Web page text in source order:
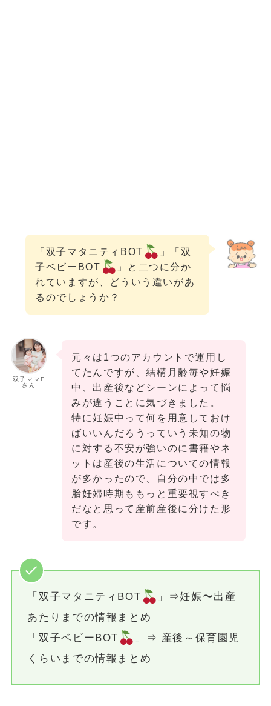
「双子マタニティBOT
」「双
子ベビーBOT
」と二つに分か
れていますが、どういう違いがあ
るのでしょうか？
双子ママF
さん
元々は1つのアカウントで運用し
てたんですが、結構月齢毎や妊娠
中、出産後などシーンによって悩
みが違うことに気づきました。
特に妊娠中って何を用意しておけ
ばいいんだろうっていう未知の物
に対する不安が強いのに書籍やネ
ットは産後の生活についての情報
が多かったので、自分の中では多
胎妊婦時期ももっと重要視すべき
だなと思って産前産後に分けた形
です。
「双子マタニティBOT
」⇒妊娠〜出産
あたりまでの情報まとめ
「双子ベビーBOT
」⇒ 産後～保育園児
くらいまでの情報まとめ